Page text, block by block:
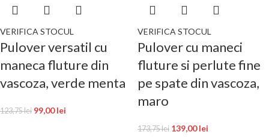
VERIFICA STOCUL
Pulover versatil cu
maneca fluture din
vascoza, verde menta
123,75lei 99,00lei
VERIFICA STOCUL
Pulover cu maneci
fluture si perlute fine
pe spate din vascoza,
maro
173,75lei 139,00lei